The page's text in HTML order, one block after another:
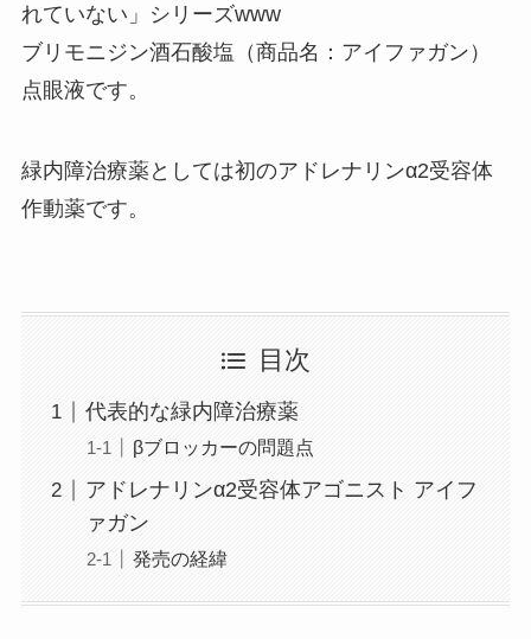
れていない」シリーズwww
ブリモニジン酒石酸塩（商品名：アイファガン）
点眼液です。
緑内障治療薬としては初のアドレナリンα2受容体
作動薬です。
目次
代表的な緑内障治療薬
βブロッカーの問題点
アドレナリンα2受容体アゴニスト アイフ
ァガン
発売の経緯